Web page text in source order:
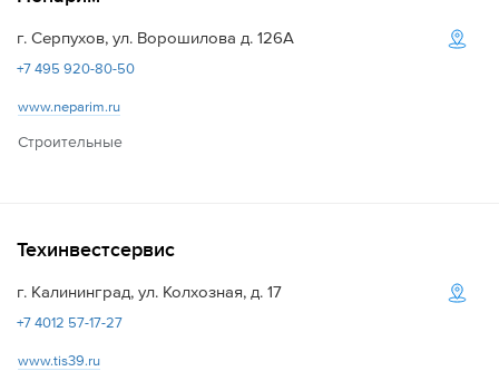
г. Серпухов, ул. Ворошилова д. 126А
+7 495 920-80-50
www.neparim.ru
Строительные
Техинвестсервис
г. Калининград, ул. Колхозная, д. 17
+7 4012 57-17-27
www.tis39.ru